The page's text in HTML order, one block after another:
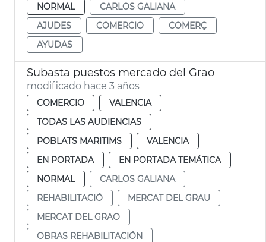
NORMAL
CARLOS GALIANA
AJUDES
COMERCIO
COMERÇ
AYUDAS
Subasta puestos mercado del Grao
modificado hace 3 años
COMERCIO
VALENCIA
TODAS LAS AUDIENCIAS
POBLATS MARITIMS
VALENCIA
EN PORTADA
EN PORTADA TEMÁTICA
NORMAL
CARLOS GALIANA
REHABILITACIÓ
MERCAT DEL GRAU
MERCAT DEL GRAO
OBRAS REHABILITACIÓN